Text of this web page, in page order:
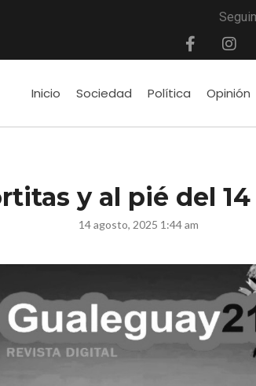
Inicio Sociedad Política Opinión
y al pié del
14 agosto, 2025 1:44 am